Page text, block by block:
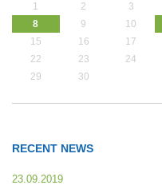
1 2 3
8
9 10
15
16 17
22
23 24
29
30
RECENT NEWS
23.09.2019